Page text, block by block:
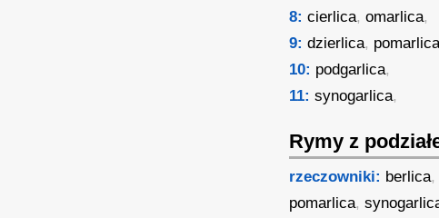
8: cierlica,omarlica,
9: dzierlica,
10: podgarlica,
11: synogarlica,
Rymy z
rzeczowniki: berlica
pomarlica,